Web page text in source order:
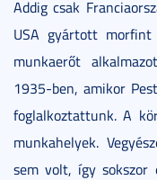
Addig csak
USA gyártott morfint
munkaerőt
1935-ben, amikor
foglalkoztattunk. A
munkahelyek.
sem volt, így sokszor